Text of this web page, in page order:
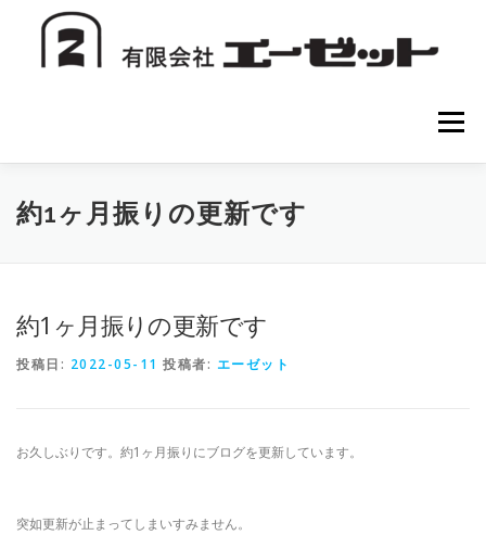
キ
メニュー
HOME 会社案内 注文方法
約1ヶ月振りの更新です
約1ヶ月振りの更新です
投稿日: 2022-05-11 投稿者: エーゼット
お久しぶりです。約1ヶ月振りにブログを更新しています。
突如更新が止まってしまいすみません。